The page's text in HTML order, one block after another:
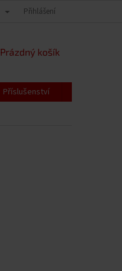
Přihlášení
NÁKUPNÍ
Prázdný košík
Příslušenství